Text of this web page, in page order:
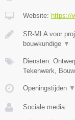
Website: https://
SR-MLA voor
bouwkundige ▼
Diensten:
Tekenwerk,
Openingstijden ▼
Sociale media: